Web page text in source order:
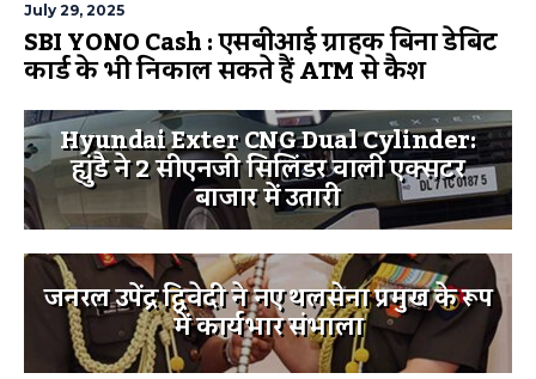
July 29, 2025
SBI YONO Cash : एसबीआई ग्राहक बिना डेबिट
कार्ड के भी निकाल सकते हैं ATM से कैश
Hyundai Exter CNG Dual Cylinder:
ह्युंडै ने 2 सीएनजी सिलिंडर वाली एक्सटर
बाजार में उतारी
जनरल उपेंद्र द्विवेदी ने नए थलसेना प्रमुख के रूप
में कार्यभार संभाला